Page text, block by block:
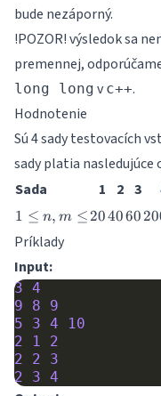
bude nezáporný.
!POZOR! výsledok sa
premennej,
long long v c++.
Hodnotenie
Sú 4 sady testovacích
sady platia nasledujúce
Sada
1 2 3
1
n,
m
\leq
1 ≤ n, m ≤ 20
2040
4060
60
Príklady
Input:
3 4
9
8
9
5
3 4
10
2
1
2
2
2
3
2
3 4